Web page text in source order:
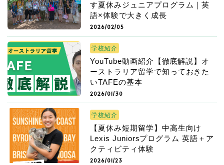
す夏休みジュニアプログラム｜英
語×体験で大きく成長
2026/02/05
学校紹介
YouTube動画紹介【徹底解説】オ
ーストラリア留学で知っておきた
いTAFEの基本
2026/01/30
学校紹介
【夏休み短期留学】中高生向け
Lexis Juniorsプログラム 英語＋ア
クティビティ体験
2026/01/23